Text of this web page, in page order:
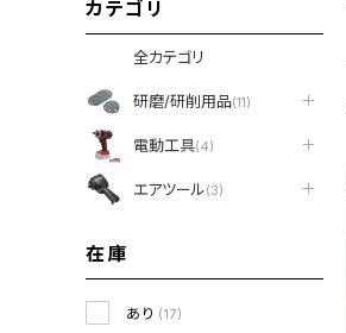
カテゴリ
全カテゴリ
研磨/研削用品(11)
電動工具(4)
エアツール(3)
在庫
あり (17)